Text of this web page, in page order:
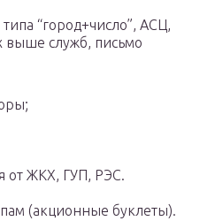
“город+число”, АСЦ,
выше служб, письмо
от ЖКХ, ГУП, РЭС.
(акционные буклеты).